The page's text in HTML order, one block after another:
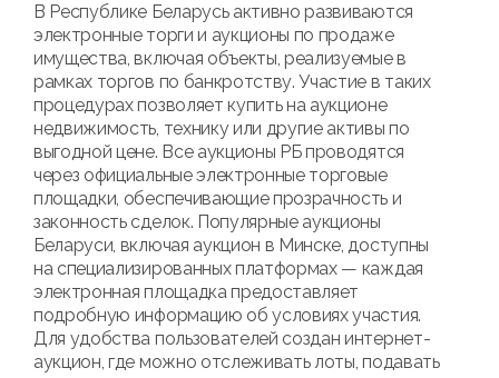
В Республике Беларусь активно развиваются
электронные торги и аукционы по продаже
имущества, включая объекты, реализуемые в
рамках торгов по банкротству. Участие в таких
процедурах позволяет купить на аукционе
недвижимость, технику или другие активы по
выгодной цене. Все аукционы РБ проводятся
через официальные электронные торговые
площадки, обеспечивающие прозрачность и
законность сделок. Популярные аукционы
Беларуси, включая аукцион в Минске, доступны
на специализированных платформах — каждая
электронная площадка предоставляет
подробную информацию об условиях участия.
Для удобства пользователей создан интернет-
аукцион, где можно отслеживать лоты, подавать